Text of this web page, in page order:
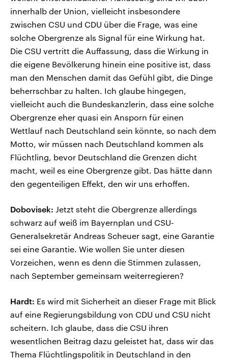
innerhalb der Union, vielleicht insbesondere
zwischen CSU und CDU über die Frage, was eine
solche Obergrenze als Signal für eine Wirkung hat.
Die CSU vertritt die Auffassung, dass die Wirkung in
die eigene Bevölkerung hinein eine positive ist, dass
man den Menschen damit das Gefühl gibt, die Dinge
beherrschbar zu halten. Ich glaube hingegen,
vielleicht auch die Bundeskanzlerin, dass eine solche
Obergrenze eher quasi ein Ansporn für einen
Wettlauf nach Deutschland sein könnte, so nach dem
Motto, wir müssen nach Deutschland kommen als
Flüchtling, bevor Deutschland die Grenzen dicht
macht, weil es eine Obergrenze gibt. Das hätte dann
den gegenteiligen Effekt, den wir uns erhoffen.
Dobovisek: Jetzt steht die Obergrenze allerdings
schwarz auf weiß im Bayernplan und CSU-
Generalsekretär Andreas Scheuer sagt, eine Garantie
sei eine Garantie. Wie wollen Sie unter diesen
Vorzeichen, wenn es denn die Stimmen zulassen,
nach September gemeinsam weiterregieren?
Hardt: Es wird mit Sicherheit an dieser Frage mit Blick
auf eine Regierungsbildung von CDU und CSU nicht
scheitern. Ich glaube, dass die CSU ihren
wesentlichen Beitrag dazu geleistet hat, dass wir das
Thema Flüchtlingspolitik in Deutschland in den